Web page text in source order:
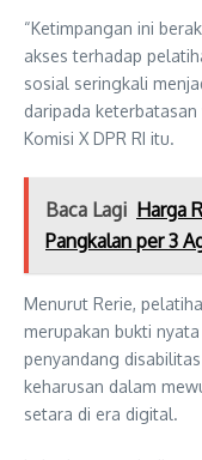
“Ketimpangan ini
akses terhadap
sosial seringkali
daripada
Komisi X DPR RI itu.
Baca Lagi Harga
Pangkalan per 3
Menurut Rerie,
merupakan bukti
penyandang
keharusan dalam
setara di era digital.